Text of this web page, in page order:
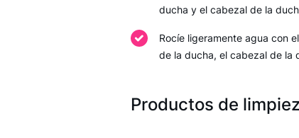
ducha y el cabezal de la
Rocíe ligeramente agua con
de la ducha, el cabezal de la
Productos de